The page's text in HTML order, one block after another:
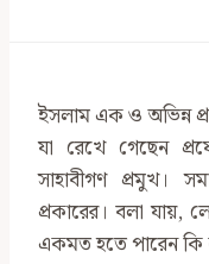
ইসলাম এক ও অভিন্ন
যা রেখে গেছেন
সাহাবীগণ প্রমুখ।
প্রকারের। বলা
একমত হতে পারেন কি